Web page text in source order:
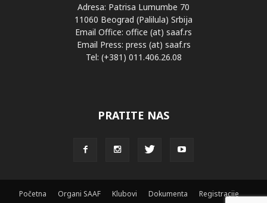
Adresa: Patrisa Lumumbe 70
11060 Beograd (Palilula) Srbija
Email Office: office (at) saaf.rs
Email Press: press (at) saaf.rs
Tel: (+381) 011.406.26.08
PRATITE NAS
Početna Organi SAAF Klubovi Dokumenta
Registracije